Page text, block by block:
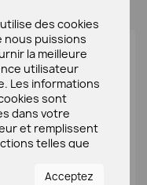
des cookies
nous puissions
la meilleure
utilisateur
Les informations
sont
dans votre
et remplissent
telles que
sur notre site
Acceptez
produits
d'identification
32064004